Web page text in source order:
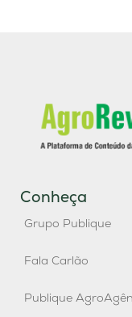
Conheça
Grupo Publique
Fala Carlão
Publique